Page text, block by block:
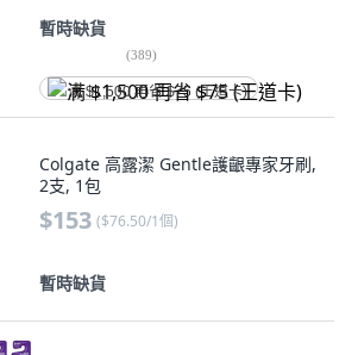
暫時缺貨
(389)
满 $1,500 再省 $75 (王道卡)
Colgate 高露潔 Gentle護齦專家牙刷,
2支, 1包
$153 ($76.50/1個)
暫時缺貨